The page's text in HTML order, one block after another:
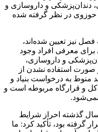
دندان‌پزشکی و داروسازی و
حوزوی در نظر گرفته شده
فصل نیز تعیین شده‌اند،
معرفی افراد وجود
و داروسازی،
البته در صورت استفاده نشدن از
منوط به درخواست بنیاد و
کل و قرارگاه مربوطه است و
نمی‌شود.
گذشته احراز شرایط
گرفته بود، تأکید کرد: ما